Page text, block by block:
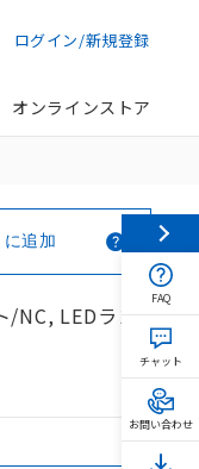
ログイン/新規登録
オンラインストア
/NC, LEDラン
追加
FAQ
チャット
お問い合わせ